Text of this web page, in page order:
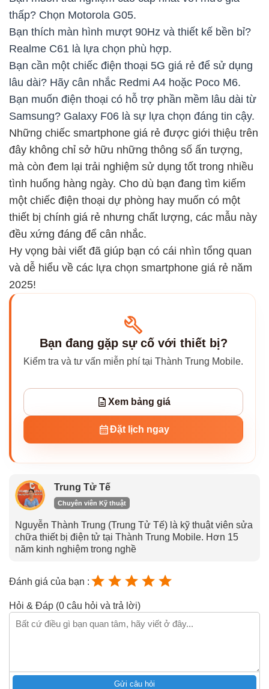
thấp? Chọn Motorola G05.
Bạn thích màn hình mượt 90Hz và thiết kế bền bỉ?
Realme C61 là lựa chọn phù hợp.
Bạn cần một chiếc điện thoại 5G giá rẻ để sử dụng
lâu dài? Hãy cân nhắc Redmi A4 hoặc Poco M6.
Bạn muốn điện thoại có hỗ trợ phần mềm lâu dài từ
Samsung? Galaxy F06 là sự lựa chọn đáng tin cậy.
Những chiếc smartphone giá rẻ được giới thiệu trên
đây không chỉ sở hữu những thông số ấn tượng,
mà còn đem lại trải nghiệm sử dụng tốt trong nhiều
tình huống hàng ngày. Cho dù bạn đang tìm kiếm
một chiếc điện thoại dự phòng hay muốn có một
thiết bị chính giá rẻ nhưng chất lượng, các mẫu này
đều xứng đáng để cân nhắc.
Hy vọng bài viết đã giúp bạn có cái nhìn tổng quan
và dễ hiểu về các lựa chọn smartphone giá rẻ năm
2025!
Bạn đang gặp sự cố với thiết bị?
Kiểm tra và tư vấn miễn phí tại Thành Trung Mobile.
Xem bảng giá
Đặt lịch ngay
Trung Tử Tế
Chuyên viên Kỹ thuật
Nguyễn Thành Trung (Trung Tử Tế) là kỹ thuật viên sửa
chữa thiết bị điện tử tại Thành Trung Mobile. Hơn 15
năm kinh nghiệm trong nghề
Đánh giá của bạn :
Hỏi & Đáp (0 câu hỏi và trả lời)
Gửi câu hỏi